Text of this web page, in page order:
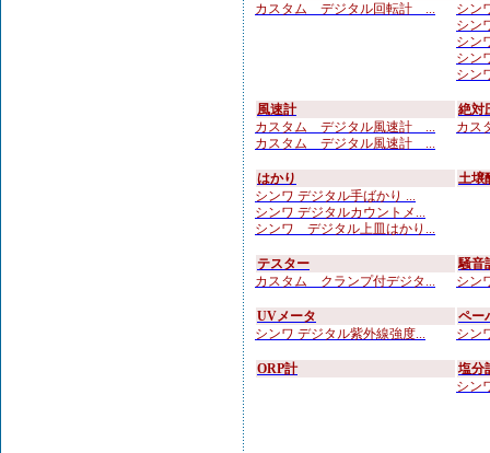
カスタム デジタル回転計 ...
シン
シン
シン
シン
シン
風速計
カスタム デジタル風速計 ...
カスタム デジタル風速計 ...
絶対
カス
はかり
シンワ デジタル手ばかり ...
シンワ デジタルカウントメ...
シンワ デジタル上皿はかり...
土壌
テスター
カスタム クランプ付デジタ...
騒音
シン
UVメータ
シンワ デジタル紫外線強度...
ペー
シン
ORP計
塩分
シン